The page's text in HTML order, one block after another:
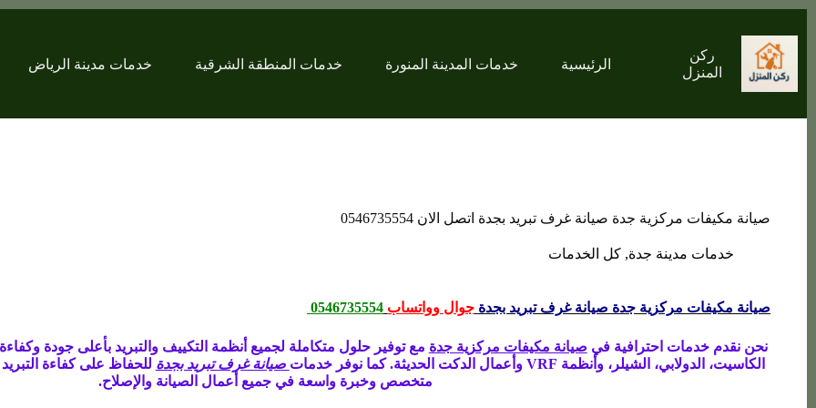
إلى
المحتوى
ركن
المنزل
الرئيسية خدمات المدينة المنورة خدمات المنطقة الشرقية خدمات مدينة الرياض
صيانة مكيفات مركزية جدة صيانة غرف تبريد بجدة اتصل الان 0546735554
خدمات مدينة جدة, كل الخدمات
صيانة مكيفات مركزية جدة صيانة غرف تبريد بجدة جوال وواتساب 0546735554
نحن نقدم خدمات احترافية في صيانة مكيفات مركزية جدة مع توفير حلول متكاملة لجميع أنظمة التكييف والتبريد بأعلى جودة
الكاسيت، الدولابي، الشيلر، وأنظمة VRF وأعمال الدكت الحديثة. كما نوفر خدمات
صيانة غرف تبريد بجدة للحفاظ على كفاءة
متخصص وخبرة واسعة في جميع أعمال الصيانة والإصلاح.